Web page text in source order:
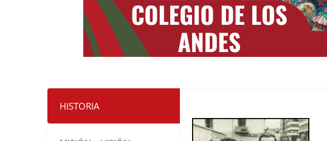
HISTORIA